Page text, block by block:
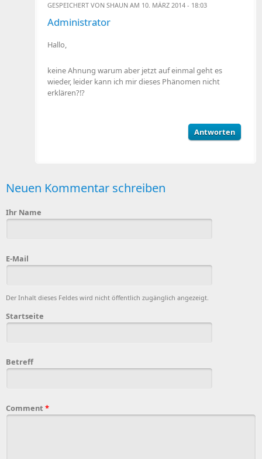
GESPEICHERT VON SHAUN AM 10. MÄRZ 2014 - 18:03
Administrator
Hallo,
keine Ahnung warum aber jetzt auf einmal geht es
wieder, leider kann ich mir dieses Phänomen nicht
erklären?!?
Antworten
Neuen Kommentar schreiben
Ihr Name
E-Mail
Der Inhalt dieses Feldes wird nicht öffentlich zugänglich angezeigt.
Startseite
Betreff
Comment *